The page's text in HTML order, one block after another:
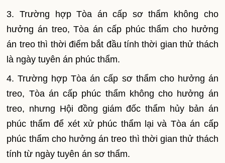
3. Trường hợp Tòa án cấp sơ thẩm không cho
hưởng án treo, Tòa án cấp phúc thẩm cho hưởng
án treo thì thời điểm bắt đầu tính thời gian thử thách
là ngày tuyên án phúc thẩm.
4. Trường hợp Tòa án cấp sơ thẩm cho hưởng án
treo, Tòa án cấp phúc thẩm không cho hưởng án
treo, nhưng Hội đồng giám đốc thẩm hủy bản án
phúc thẩm để xét xử phúc thẩm lại và Tòa án cấp
phúc thẩm cho hưởng án treo thì thời gian thử thách
tính từ ngày tuyên án sơ thẩm.